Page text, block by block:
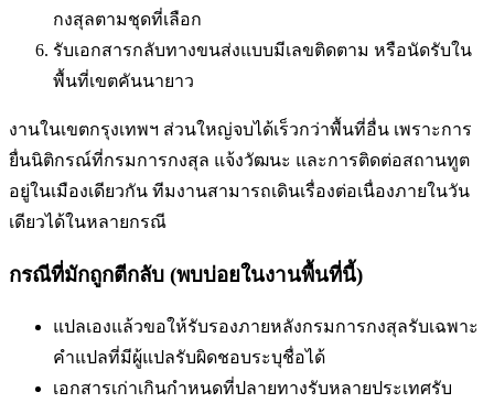
กงสุลตามชุดที่เลือก
รับเอกสารกลับทางขนส่งแบบมีเลขติดตาม หรือนัดรับใน
พื้นที่เขตคันนายาว
งานในเขตกรุงเทพฯ ส่วนใหญ่จบได้เร็วกว่าพื้นที่อื่น เพราะการ
ยื่นนิติกรณ์ที่กรมการกงสุล แจ้งวัฒนะ และการติดต่อสถานทูต
อยู่ในเมืองเดียวกัน ทีมงานสามารถเดินเรื่องต่อเนื่องภายในวัน
เดียวได้ในหลายกรณี
กรณีที่มักถูกตีกลับ (พบบ่อยในงานพื้นที่นี้)
แปลเองแล้วขอให้รับรองภายหลังกรมการกงสุลรับเฉพาะ
คำแปลที่มีผู้แปลรับผิดชอบระบุชื่อได้
เอกสารเก่าเกินกำหนดที่ปลายทางรับหลายประเทศรับ